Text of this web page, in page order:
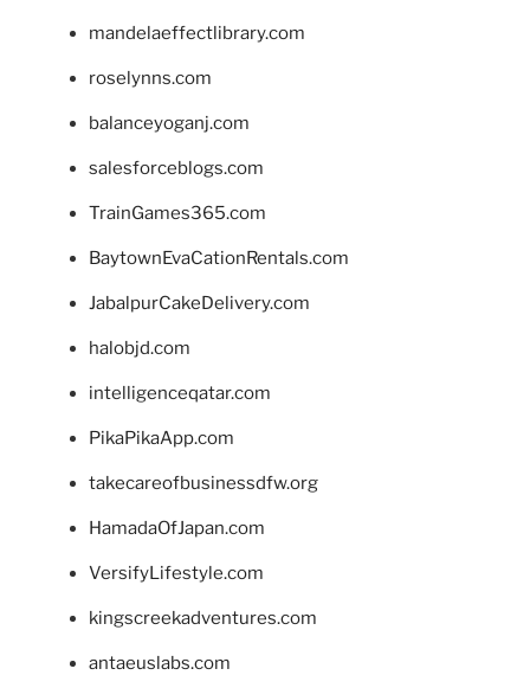
mandelaeffectlibrary.com
roselynns.com
balanceyoganj.com
salesforceblogs.com
TrainGames365.com
BaytownEvaCationRentals.com
JabalpurCakeDelivery.com
halobjd.com
intelligenceqatar.com
PikaPikaApp.com
takecareofbusinessdfw.org
HamadaOfJapan.com
VersifyLifestyle.com
kingscreekadventures.com
antaeuslabs.com